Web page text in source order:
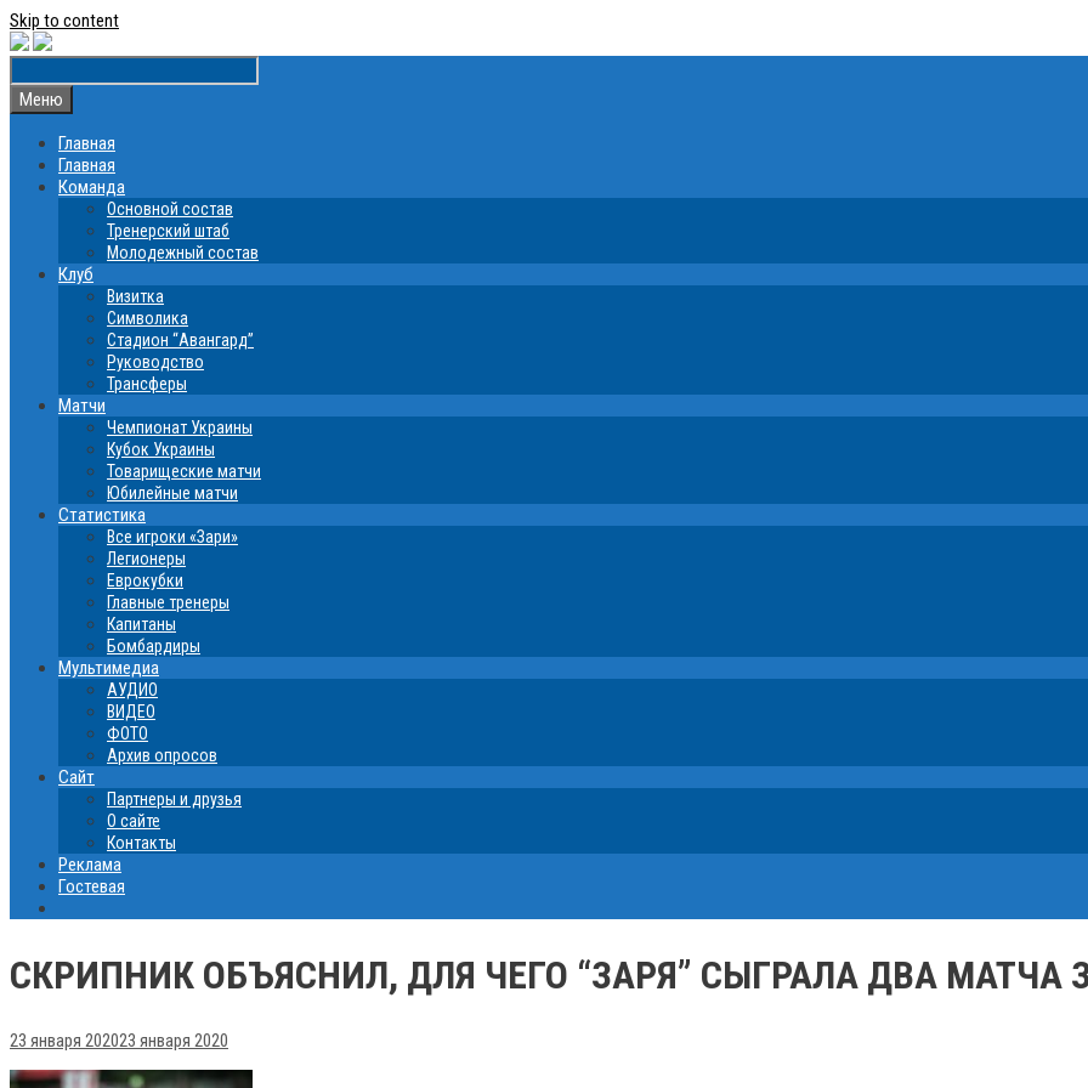
Skip to content
Меню
Главная
Главная
Команда
Основной состав
Тренерский штаб
Молодежный состав
Клуб
Визитка
Символика
Стадион “Авангард”
Руководство
Трансферы
Матчи
Чемпионат Украины
Кубок Украины
Товарищеские матчи
Юбилейные матчи
Статистика
Все игроки «Зари»
Легионеры
Еврокубки
Главные тренеры
Капитаны
Бомбардиры
Мультимедиа
АУДИО
ВИДЕО
ФОТО
Архив опросов
Сайт
Партнеры и друзья
О сайте
Контакты
Реклама
Гостевая
СКРИПНИК ОБЪЯСНИЛ, ДЛЯ ЧЕГО “ЗАРЯ” СЫГРАЛА ДВА МАТЧА
23 января 202023 января 2020